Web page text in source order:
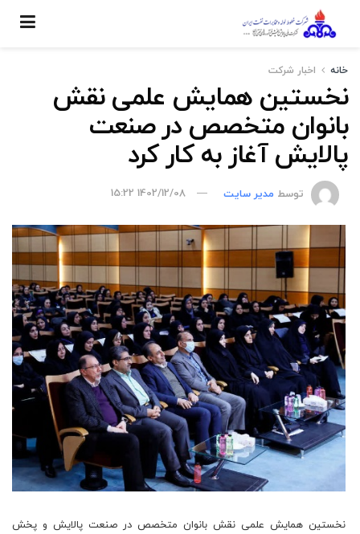
خانه اخبار شركت
نخستین همایش علمی نقش
بانوان متخصص در صنعت
پالایش آغاز به کار کرد
توسط مدیر سایت 1402/12/08 15:22
نخستین همایش علمی نقش بانوان متخصص در صنعت پالایش و پخش